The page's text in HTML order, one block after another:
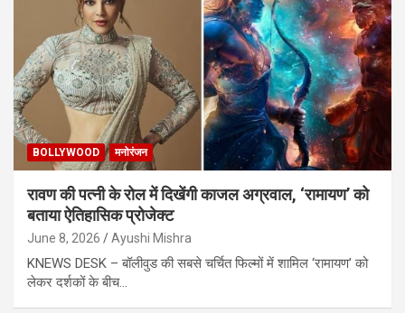
BOLLYWOOD मनोरंजन
रावण की पत्नी के रोल में दिखेंगी काजल अग्रवाल, ‘रामायण’ को
बताया ऐतिहासिक प्रोजेक्ट
June 8, 2026 Ayushi Mishra
KNEWS DESK – बॉलीवुड की सबसे चर्चित फिल्मों में शामिल ‘रामायण’ को
लेकर दर्शकों के बीच…